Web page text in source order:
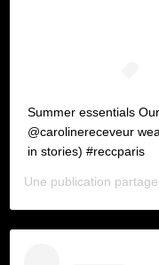
Summer essentials
@carolinereceveur
in stories) #reccparis
Une publication